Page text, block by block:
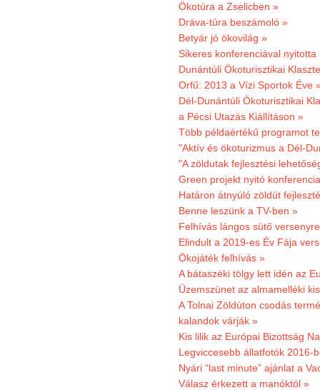
Ökotúra a Zselicben »
Dráva-túra beszámoló »
Betyár jó ökovilág »
Sikeres konferenciával
Dunántúli Ökoturisztikai
Orfű: 2013 a Vízi Sportok Éve
Dél-Dunántúli Ökoturisztikai
a Pécsi Utazás Kiállításon »
Több példaértékű programot
"Aktív és ökoturizmus a Dél-
"A zöldutak fejlesztési
Green projekt nyitó
Határon átnyúló zöldút
Benne leszünk a TV-ben »
Felhívás lángos sütő
Elindult a 2019-es Év Fája
Ökojáték felhívás »
A bátaszéki tölgy lett idén az
Üzemszünet az almamelléki
A Tolnai Zöldúton csodás
kalandok várják »
Kis lilik az Európai Bizottság
Legviccesebb állatfotók 2016-
Nyári “last minute” ajánlat a
Válasz érkezett a manóktól »